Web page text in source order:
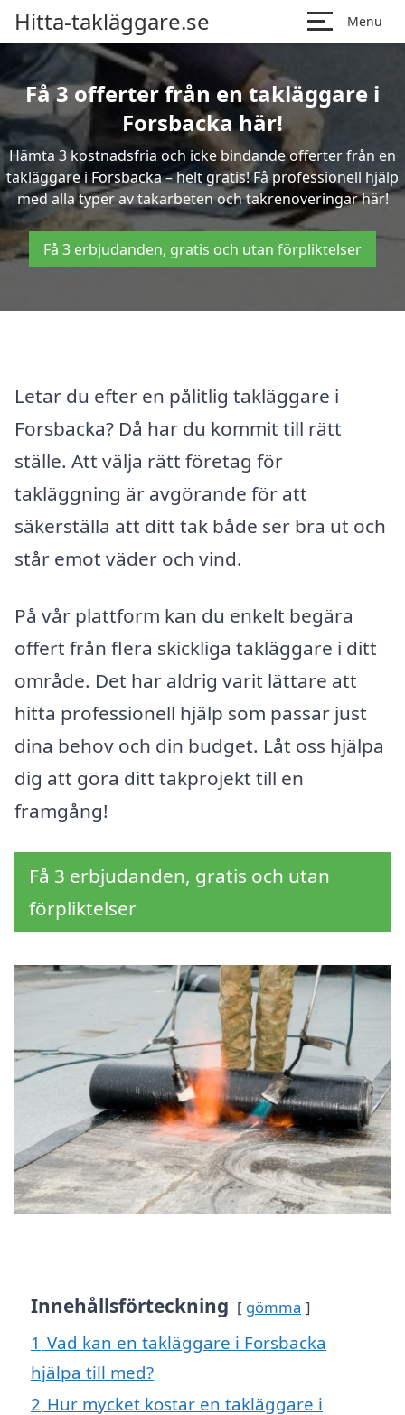
Hitta-takläggare.se Menu
Få 3 offerter från en takläggare i
Forsbacka här!
Hämta 3 kostnadsfria och icke bindande offerter från en
takläggare i Forsbacka – helt gratis! Få professionell hjälp
med alla typer av takarbeten och takrenoveringar här!
Få 3 erbjudanden, gratis och utan förpliktelser
Letar du efter en pålitlig takläggare i
Forsbacka? Då har du kommit till rätt
ställe. Att välja rätt företag för
takläggning är avgörande för att
säkerställa att ditt tak både ser bra ut och
står emot väder och vind.
På vår plattform kan du enkelt begära
offert från flera skickliga takläggare i ditt
område. Det har aldrig varit lättare att
hitta professionell hjälp som passar just
dina behov och din budget. Låt oss hjälpa
dig att göra ditt takprojekt till en
framgång!
Få 3 erbjudanden, gratis och utan
förpliktelser
Innehållsförteckning gömma
1 Vad kan en takläggare i Forsbacka
hjälpa till med?
2 Hur mycket kostar en takläggare i